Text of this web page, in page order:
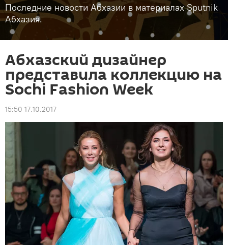
Последние новости Абхазии в материалах Sputnik
Абхазия.
Абхазский дизайнер
представила коллекцию на
Sochi Fashion Week
15:50 17.10.2017